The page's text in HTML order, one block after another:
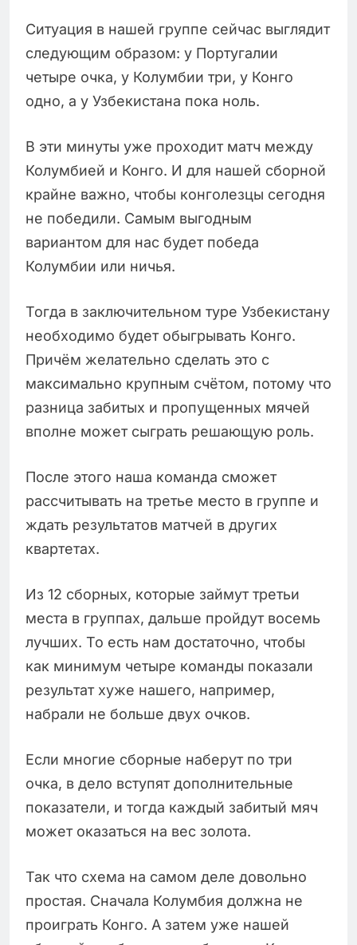
Ситуация в нашей группе сейчас выглядит
следующим образом: у Португалии
четыре очка, у Колумбии три, у Конго
одно, а у Узбекистана пока ноль.
В эти минуты уже проходит матч между
Колумбией и Конго. И для нашей сборной
крайне важно, чтобы конголезцы сегодня
не победили. Самым выгодным
вариантом для нас будет победа
Колумбии или ничья.
Тогда в заключительном туре Узбекистану
необходимо будет обыгрывать Конго.
Причём желательно сделать это с
максимально крупным счётом, потому что
разница забитых и пропущенных мячей
вполне может сыграть решающую роль.
После этого наша команда сможет
рассчитывать на третье место в группе и
ждать результатов матчей в других
квартетах.
Из 12 сборных, которые займут третьи
места в группах, дальше пройдут восемь
лучших. То есть нам достаточно, чтобы
как минимум четыре команды показали
результат хуже нашего, например,
набрали не больше двух очков.
Если многие сборные наберут по три
очка, в дело вступят дополнительные
показатели, и тогда каждый забитый мяч
может оказаться на вес золота.
Так что схема на самом деле довольно
простая. Сначала Колумбия должна не
проиграть Конго. А затем уже нашей